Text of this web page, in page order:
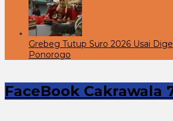
Grebeg Tutup Suro 2026 Usai
Ponorogo
FaceBook Cakrawala